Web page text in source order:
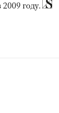
2009 году.